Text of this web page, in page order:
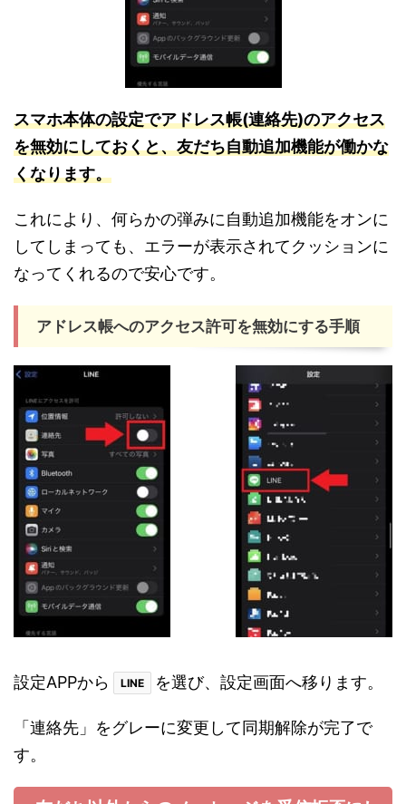
スマホ本体の設定でアドレス帳(連絡先)のアクセス
を無効にしておくと、友だち自動追加機能が働かな
くなります。
これにより、何らかの弾みに自動追加機能をオンに
してしまっても、エラーが表示されてクッションに
なってくれるので安心です。
アドレス帳へのアクセス許可を無効にする手順
設定APPから LINE を選び、設定画面へ移ります。
「連絡先」をグレーに変更して同期解除が完了で
す。